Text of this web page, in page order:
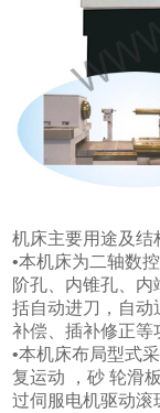
机床主要用途及结
•本机床为二轴数
阶孔、内锥孔、
括自动进刀，自动
补偿、插补修正等
•本机床布局型式
复运动 ，砂 轮滑
过伺服电机驱动滚